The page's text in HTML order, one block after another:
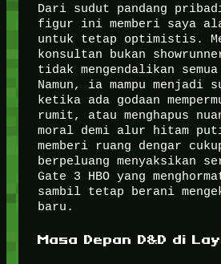
Dari sudut pandang
figur ini memberi saya
untuk tetap optimistis.
konsultan bukan
tidak mengendalikan
Namun, ia mampu menjadi
ketika ada godaan
rumit, atau menghapus
moral demi alur hitam
memberi ruang dengar
berpeluang menyaksikan
Gate 3 HBO yang
sambil tetap berani
baru.
Masa Depan D&D di